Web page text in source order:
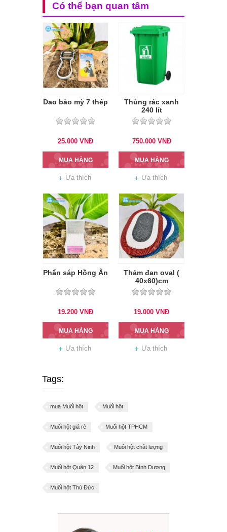
Có thể bạn quan tâm
Dao bào mỳ 7 thép
25.000 VNĐ
MUA HÀNG
Ưa thích
Thùng rác xanh
240 lít
750.000 VNĐ
MUA HÀNG
Ưa thích
Phấn sáp Hồng Ân
19.200 VNĐ
MUA HÀNG
Ưa thích
Thảm đan oval (
40x60)cm
19.000 VNĐ
MUA HÀNG
Ưa thích
Tags:
mua Muối hột Muối hột
Muối hột giá rẻ Muối hột TPHCM
Muối hột Tây Ninh Muối hột chât lượng
Muối hột Quận 12 Muối hột Bình Dương
Muối hột Thủ Đức